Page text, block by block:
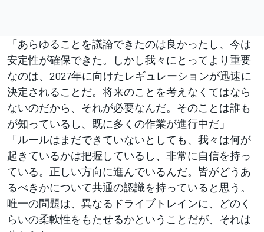
「あらゆることを議論できたのは良かったし、今は
安定性が確保できた。しかし我々にとってより重要
なのは、2027年に向けたレギュレーションが迅速に
決定されることだ。将来のことを考えなくてはなら
ないのだから、それが必要なんだ。そのことは誰も
が知っているし、既に多くの作業が進行中だ」
「ルールはまだできていないとしても、我々は何が
起きているかは把握しているし、非常に自信を持っ
ている。正しい方向に進んでいるんだ。皆がどうあ
るべきかについて共通の認識を持っていると思う。
唯一の問題は、異なるドライブトレインに、どのく
らいの柔軟性をもたせるかということだが、それは